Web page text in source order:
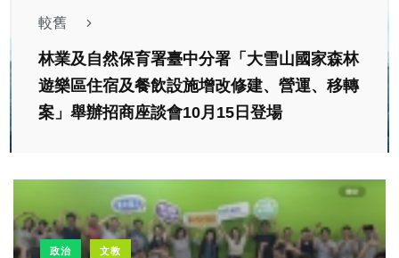
較舊
林業及自然保育署臺中分署「大雪山國家森林
遊樂區住宿及餐飲設施增改修建、營運、移轉
案」舉辦招商座談會10月15日登場
政治 文教